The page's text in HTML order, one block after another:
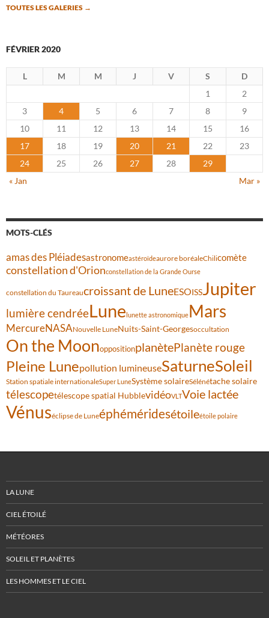
TOUTES LES GALERIES →
FÉVRIER 2020
L M M J V S
D
1
2
3
4 5 6 7 8
9
10
11 12 13 14 15
16
17
18 19 20 21 22
23
24
25 26 27 28
29
« Jan
Mar »
MOTS-CLÉS
amas des Pléiadesastronomeastéroïdeaurore boréaleChilicomète
constellation d'Orionconstellation de la Grande Ourse
constellation du Taureaucroissant de LuneESOISSJupiter
lumière cendréeLunelunette astronomiqueMars
MercureNASANouvelle LuneNuits-Saint-Georgesoccultation
On the MoonoppositionplanètePlanète rouge
Pleine Lunepollution lumineuseSaturneSoleil
Station spatiale internationaleSuper LuneSystème solaireSélénétache solaire
télescopetélescope spatial HubblevidéoVLTVoie lactée
Vénuséclipse de Luneéphéméridesétoileétoile polaire
LA LUNE
CIEL ÉTOILÉ
MÉTÉORES
SOLEIL ET PLANÈTES
LES HOMMES ET LE CIEL